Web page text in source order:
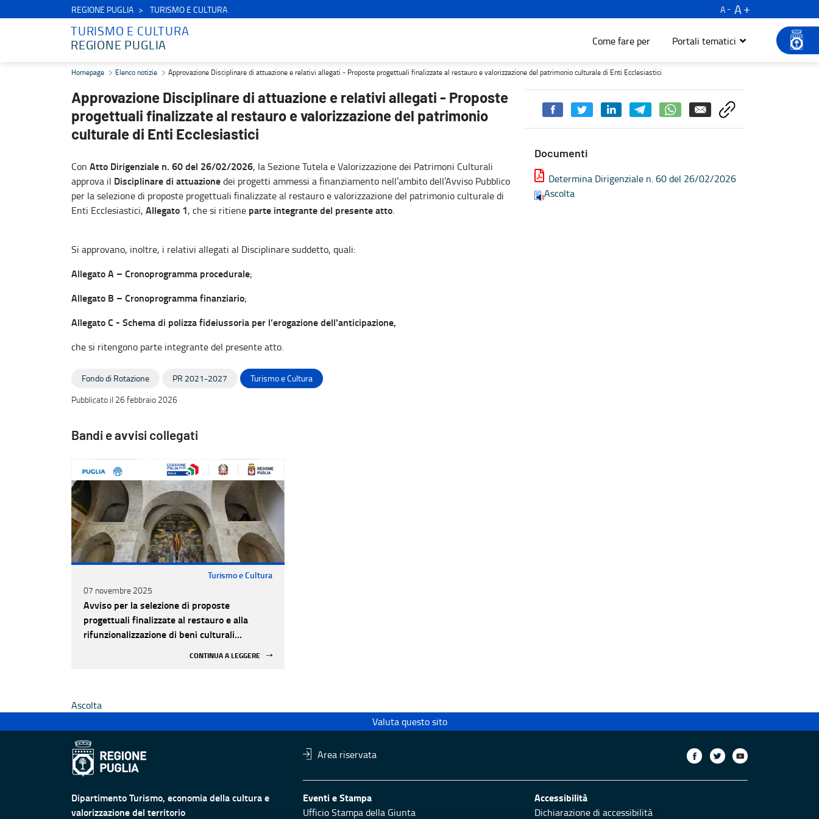
REGIONE PUGLIA TURISMO E CULTURA A
A
TURISMO E CULTURA
REGIONE PUGLIA
Come fare per Portali tematici
Approvazione Disciplinare di attuazione e relativi allegati - Proposte progettuali finalizzate al restauro e valorizzazione del patrimonio culturale di Enti Ecclesiastici - Turismo e cultura
Homepage Elenco notizie Approvazione Disciplinare di attuazione e relativi allegati - Proposte progettuali finalizzate al restauro e valorizzazione del patrimonio culturale di Enti Ecclesiastici
Approvazione Disciplinare di attuazione e relativi allegati - Proposte
progettuali finalizzate al restauro e valorizzazione del patrimonio
culturale di Enti Ecclesiastici
Con Atto Dirigenziale n. 60 del 26/02/2026, la Sezione Tutela e Valorizzazione dei Patrimoni Culturali
approva il Disciplinare di attuazionedei progetti ammessi a finanziamento nell’ambito dell’Avviso Pubblico
per la selezione di proposte progettuali finalizzate al restauro e valorizzazione del patrimonio culturale di
Enti Ecclesiastici, Allegato 1, che si ritiene parte integrante del presente atto.
Si approvano, inoltre, i relativi allegati al Disciplinare suddetto, quali:
Allegato A – Cronoprogramma procedurale;
Allegato B – Cronoprogramma finanziario;
Allegato C - Schema di polizza fideiussoria per l’erogazione dell'anticipazione,
che si ritengono parte integrante del presente atto.
Documenti
Determina Dirigenziale n. 60 del 26/02/2026
Ascolta
Fondo di Rotazione PR 2021-2027
Turismo e Cultura
Pubblicato il 26 febbraio 2026
Bandi e avvisi collegati
Turismo e Cultura
07 novembre 2025
Avviso per la selezione di proposte
progettuali finalizzate al restauro e alla
rifunzionalizzazione di beni culturali
CONTINUA A LEGGERE
Ascolta
Valuta questo sito
Area riservata
Dipartimento Turismo, economia della cultura e
valorizzazione del territorio
Eventi e Stampa
Ufficio Stampa della Giunta
Accessibilità
Dichiarazione di accessibilità